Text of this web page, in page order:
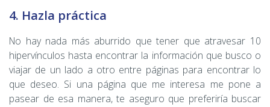
4. Hazla práctica
No hay nada más aburrido que tener que atravesar 10
hipervínculos hasta encontrar la información que busco o
viajar de un lado a otro entre páginas para encontrar lo
que deseo. Si una página que me interesa me pone a
pasear de esa manera, te aseguro que preferiría buscar